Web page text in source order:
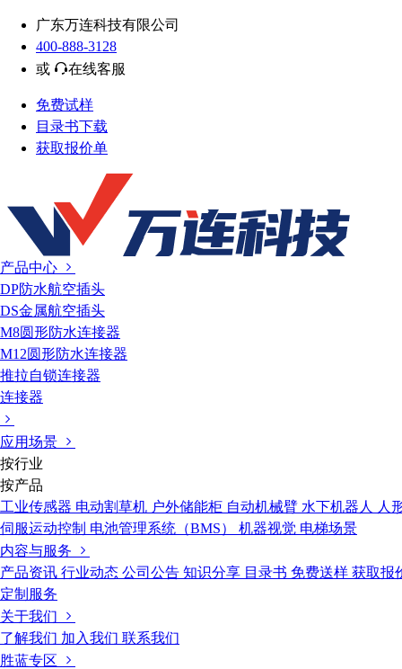
广东万连科技有限公司
400-888-3128
或
在线客服
免费试样
目录书下载
获取报价单
产品中心
DP防水航空插头
DS金属航空插头
M8圆形防水连接器
M12圆形防水连接器
推拉自锁连接器
连接器
应用场景
按行业
按产品
工业传感器 电动割草机 户外储能柜 自动机械臂 水下机器人
人
伺服运动控制 电池管理系统（BMS） 机器视觉 电梯场景
内容与服务
产品资讯 行业动态 公司公告 知识分享 目录书 免费送样 获取报
定制服务
关于我们
了解我们 加入我们 联系我们
胜蓝专区